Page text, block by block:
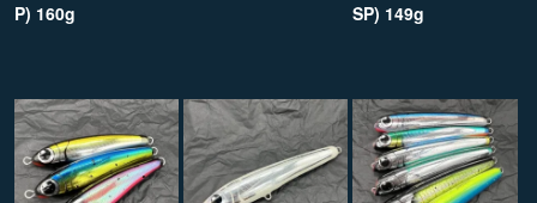
P) 160g
SP) 149g